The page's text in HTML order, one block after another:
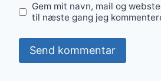
Gem mit navn, mail og
til næste gang jeg